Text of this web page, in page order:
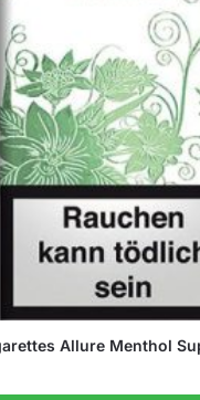
Allure Menthol